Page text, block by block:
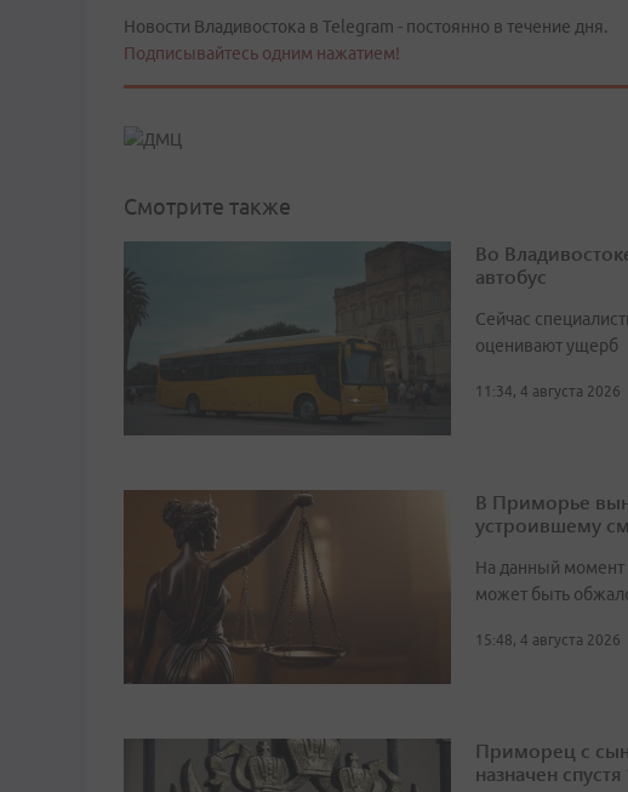
Новости Владивостока в Telegram - постоянно в течение дня.
Подписывайтесь одним нажатием!
Смотрите также
Во
автобус
Сейчас
оценивают ущерб
11:34, 4 августа 2026
В Приморье
устроившему
На данный момент
может быть
15:48, 4 августа 2026
Приморец с
назначен спустя